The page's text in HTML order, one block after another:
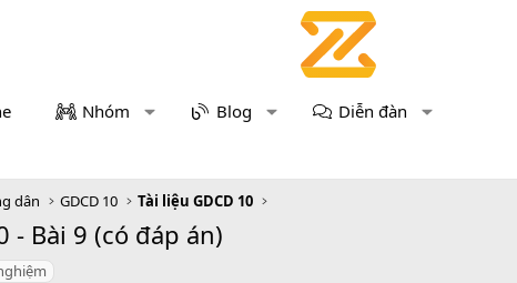
Nhóm Blog Diễn đàn
dân GDCD 10 Tài liệu GDCD 10
- Bài 9 (có đáp án)